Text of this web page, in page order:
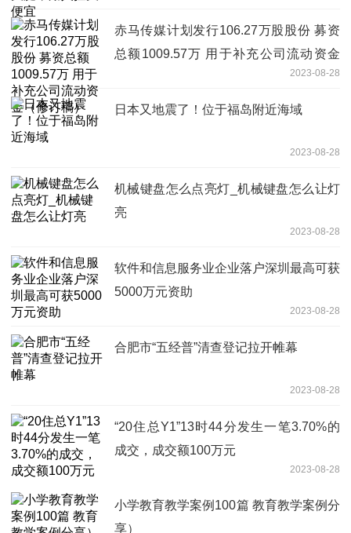
赤马传媒计划发行106.27万股股份 募资
总额1009.57万 用于补充公司流动资金
2023-08-28
日本又地震了！位于福岛附近海域
2023-08-28
机械键盘怎么点亮灯_机械键盘怎么让灯
亮
2023-08-28
软件和信息服务业企业落户深圳最高可获
5000万元资助
2023-08-28
合肥市“五经普”清查登记拉开帷幕
2023-08-28
“20住总Y1”13时44分发生一笔3.70%的
成交，成交额100万元
2023-08-28
小学教育教学案例100篇 教育教学案例分
享）